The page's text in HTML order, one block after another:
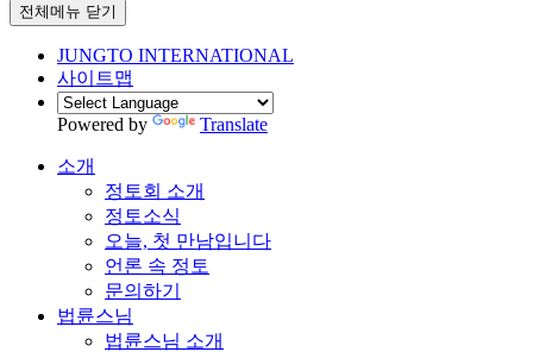
전체메뉴 닫기
JUNGTO INTERNATIONAL
사이트맵
Powered by Translate
소개
정토회 소개
정토소식
오늘, 첫 만남입니다
언론 속 정토
문의하기
법륜스님
법륜스님 소개